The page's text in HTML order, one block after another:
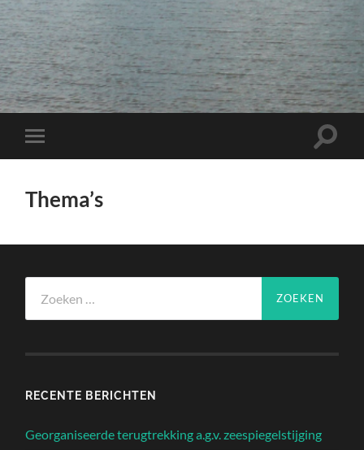
mobiel
Toggle
Thema’s
naar:
RECENTE BERICHTEN
Georganiseerde terugtrekking a.g.v. zeespiegelstijging